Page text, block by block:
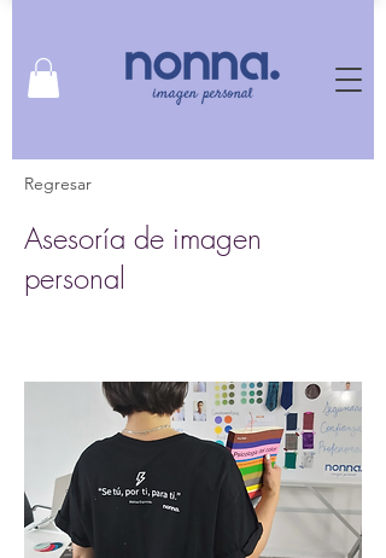
Regresar
Asesoría de imagen
personal